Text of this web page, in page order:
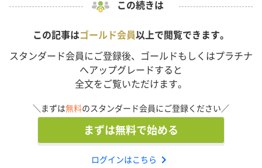
この続きは
この記事はゴールド会員以上で閲覧できます。
スタンダード会員にご登録後、ゴールドもしくはプラチナ
へアップグレードすると
全文をご覧いただけます。
＼まずは無料のスタンダード会員にご登録ください／
まずは無料で始める
ログインはこちら chevron_right